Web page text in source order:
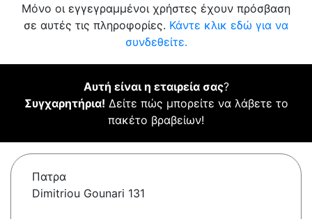
Μόνο οι εγγεγραμμένοι χρήστες έχουν πρόσβαση
σε αυτές τις πληροφορίες. Κάντε κλικ εδώ για να
συνδεθείτε.
Αυτή είναι η εταιρεία σας?
Συγχαρητήρια! Δείτε πώς μπορείτε να λάβετε το
πακέτο βραβείων!
Πατρα
Dimitriou Gounari 131